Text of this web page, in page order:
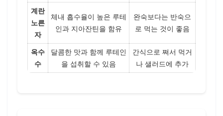
계란
노른
자
체내 흡수율이 높은 루테
인과 지아잔틴을 함유
완숙보다는 반숙으
로 먹는 것이 좋음
옥수
수
달콤한 맛과 함께 루테인
을 섭취할 수 있음
간식으로 쪄서 먹거
나 샐러드에 추가